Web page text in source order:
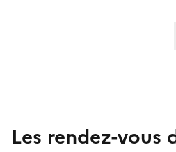
Les rendez-vous